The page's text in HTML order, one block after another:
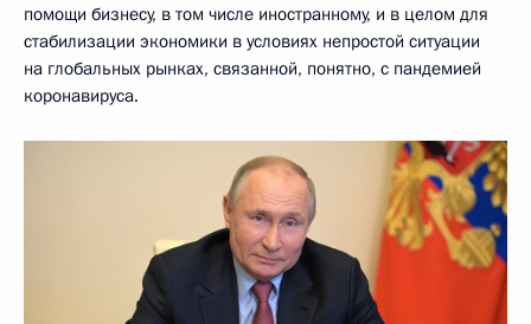
помощи бизнесу, в том числе иностранному, и в целом для
стабилизации экономики в условиях непростой ситуации
на глобальных рынках, связанной, понятно, с пандемией
коронавируса.